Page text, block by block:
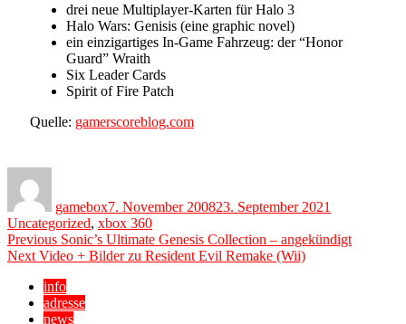
drei neue Multiplayer-Karten für Halo 3
Halo Wars: Genisis (eine graphic novel)
ein einzigartiges In-Game Fahrzeug: der “Honor
Guard” Wraith
Six Leader Cards
Spirit of Fire Patch
Quelle: gamerscoreblog.com
gamebox7. November 200823. September 2021
Uncategorized, xbox 360
Beitragsnavigation
Previous Previous
post:
Sonic’s Ultimate Genesis Collection – angekündigt
Next Next
Video + Bilder zu Resident Evil Remake (Wii)
info
adresse
news